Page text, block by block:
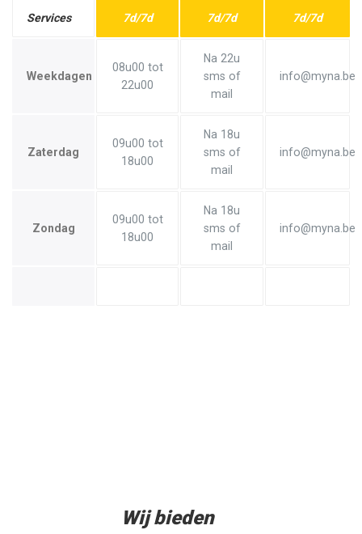
Services 7d/7d 7d/7d 7d/7d
Weekdagen
08u00 tot
22u00
Na 22u
sms of
mail
info@myna.be
Zaterdag
09u00 tot
18u00
Na 18u
sms of
mail
info@myna.be
Zondag
09u00 tot
18u00
Na 18u
sms of
mail
info@myna.be
Wij bieden